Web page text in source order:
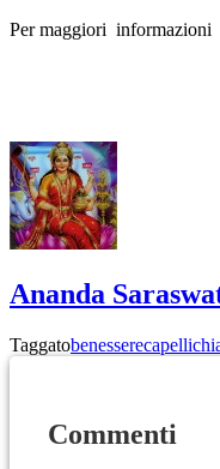
Per maggiori informazioni
Ananda
Taggatobenesserecapelli
Commenti